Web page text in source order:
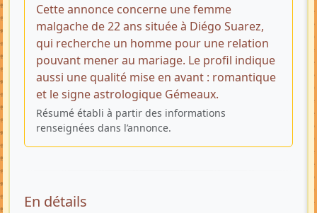
Cette annonce concerne une femme
malgache de 22 ans située à Diégo Suarez,
qui recherche un homme pour une relation
pouvant mener au mariage. Le profil indique
aussi une qualité mise en avant : romantique
et le signe astrologique Gémeaux.
Résumé établi à partir des informations
renseignées dans l’annonce.
En détails